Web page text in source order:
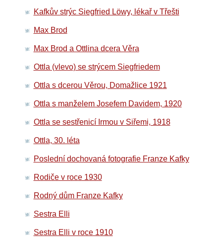
Kafkův strýc Siegfried Löwy, lékař v Třešti
Max Brod
Max Brod a Ottlina dcera Věra
Ottla (vlevo) se strýcem Siegfriedem
Ottla s dcerou Věrou, Domažlice 1921
Ottla s manželem Josefem Davidem, 1920
Ottla se sestřenicí Irmou v Siřemi, 1918
Ottla, 30. léta
Poslední dochovaná fotografie Franze Kafky
Rodiče v roce 1930
Rodný dům Franze Kafky
Sestra Elli
Sestra Elli v roce 1910